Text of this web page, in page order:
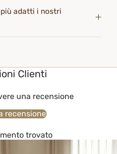
adatti i nostri
Clienti
una recensione
recensione
trovato